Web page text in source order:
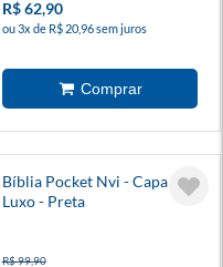
R$ 62,90
ou 3x de R$ 20,96 sem juros
Bíblia Pocket Nvi - Capa
Luxo - Preta
R$ 99,90